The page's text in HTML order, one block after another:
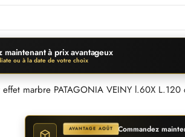
maintenant à prix avantageux
ou à la date de votre choix
marbre PATAGONIA VEINY l.60X L.120
AVANTAGE AOÛT Commandez